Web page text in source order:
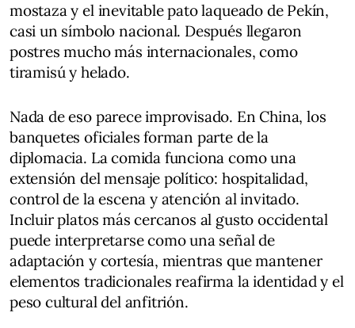
mostaza y el inevitable pato laqueado de Pekín,
casi un símbolo nacional. Después llegaron
postres mucho más internacionales, como
tiramisú y helado.
Nada de eso parece improvisado. En China, los
banquetes oficiales forman parte de la
diplomacia. La comida funciona como una
extensión del mensaje político: hospitalidad,
control de la escena y atención al invitado.
Incluir platos más cercanos al gusto occidental
puede interpretarse como una señal de
adaptación y cortesía, mientras que mantener
elementos tradicionales reafirma la identidad y el
peso cultural del anfitrión.